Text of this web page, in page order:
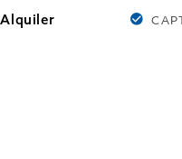
Alquiler